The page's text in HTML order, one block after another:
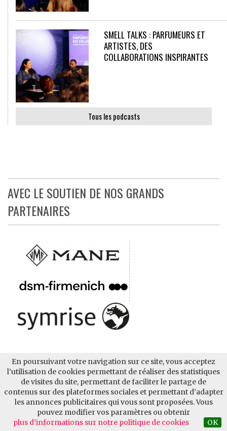
En poursuivant votre navigation sur ce site, vous acceptez
l’utilisation de cookies permettant de réaliser des statistiques
de visites du site, permettant de faciliter le partage de
contenus sur des plateformes sociales et permettant d’adapter
les annonces publicitaires qui vous sont proposées. Vous
pouvez modifier vos paramètres ou obtenir
plus d’informations sur notre politique de cookies
OK
SMELL TALKS : PARFUMEURS ET
ARTISTES, DES
COLLABORATIONS INSPIRANTES
Tous les podcasts
AVEC LE SOUTIEN DE NOS GRANDS
PARTENAIRES
QUI SOMMES-NOUS ? CONTACTER AUPARFUM